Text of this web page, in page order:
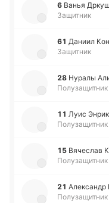
6 Ванья
Защитник
61 Даниил
Защитник
28 Нуралы
Полузащитник
11 Луис
Полузащитник
15 Вя­че­слав
Полузащитник
21 Але­ксандр
Полузащитник